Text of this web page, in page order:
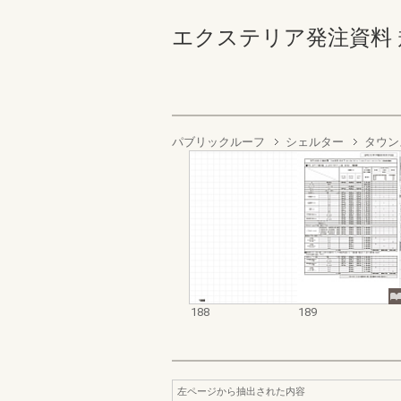
エクステリア発注資料
パブリックルーフ シェルター タウ
188 189
左ページから抽出された内容